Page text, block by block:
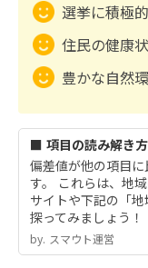
選挙に積極
住民の健康
豊かな自然
■ 項目の読み解き方
偏差値が他の項目
す。 これらは、地
サイトや下記の「
探ってみましょう！
by.︎ スマウト運営